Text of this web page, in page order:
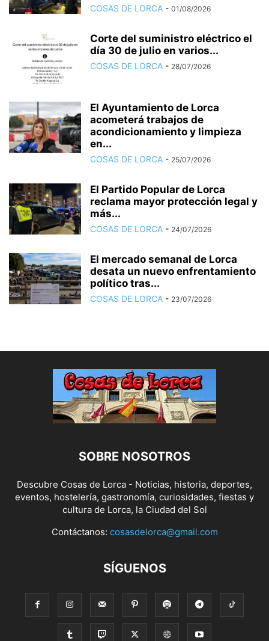
COSAS DE LORCA - 01/08/2026
Corte del suministro eléctrico el
día 30 de julio en varios...
COSAS DE LORCA - 28/07/2026
El Ayuntamiento de Lorca
acometerá trabajos de
acondicionamiento y limpieza
en...
COSAS DE LORCA - 25/07/2026
El Partido Popular de Lorca
reclama mayor protección legal y
más...
COSAS DE LORCA - 24/07/2026
El mercado semanal de Lorca
desata un nuevo enfrentamiento
político tras...
COSAS DE LORCA - 23/07/2026
SOBRE NOSOTROS
Descubre Cosas de Lorca - Noticias, historia, deportes,
eventos, hostelería, gastronomía, curiosidades, fiestas y
cultura de Lorca, la Ciudad del Sol
Contáctanos: cosasdelorca@gmail.com
SÍGUENOS